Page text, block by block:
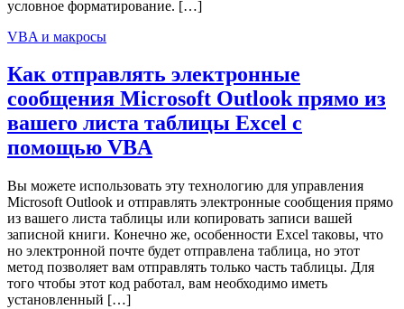
условное форматирование. […]
VBA и макросы
Как отправлять электронные
сообщения Microsoft Outlook прямо из
вашего листа таблицы Excel с
помощью VBA
Вы можете использовать эту технологию для управления
Microsoft Outlook и отправлять электронные сообщения прямо
из вашего листа таблицы или копировать записи вашей
записной книги. Конечно же, особенности Excel таковы, что
но электронной почте будет отправлена таблица, но этот
метод позволяет вам отправлять только часть таблицы. Для
того чтобы этот код работал, вам необходимо иметь
установленный […]